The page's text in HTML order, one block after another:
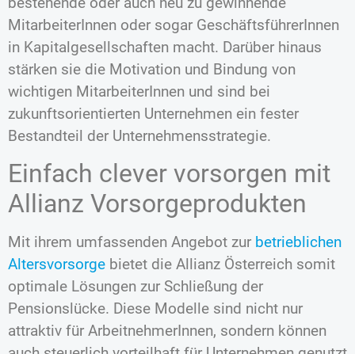
MitarbeiterInnen oder sogar GeschäftsführerInnen
in Kapitalgesellschaften macht. Darüber hinaus
stärken sie die Motivation und Bindung von
wichtigen MitarbeiterInnen und sind bei
zukunftsorientierten Unternehmen ein fester
Bestandteil der Unternehmensstrategie.
Einfach clever vorsorgen mit
Allianz Vorsorgeprodukten
Mit ihrem umfassenden Angebot zur betrieblichen
Altersvorsorge bietet die Allianz Österreich somit
optimale Lösungen zur Schließung der
Pensionslücke. Diese Modelle sind nicht nur
attraktiv für ArbeitnehmerInnen, sondern können